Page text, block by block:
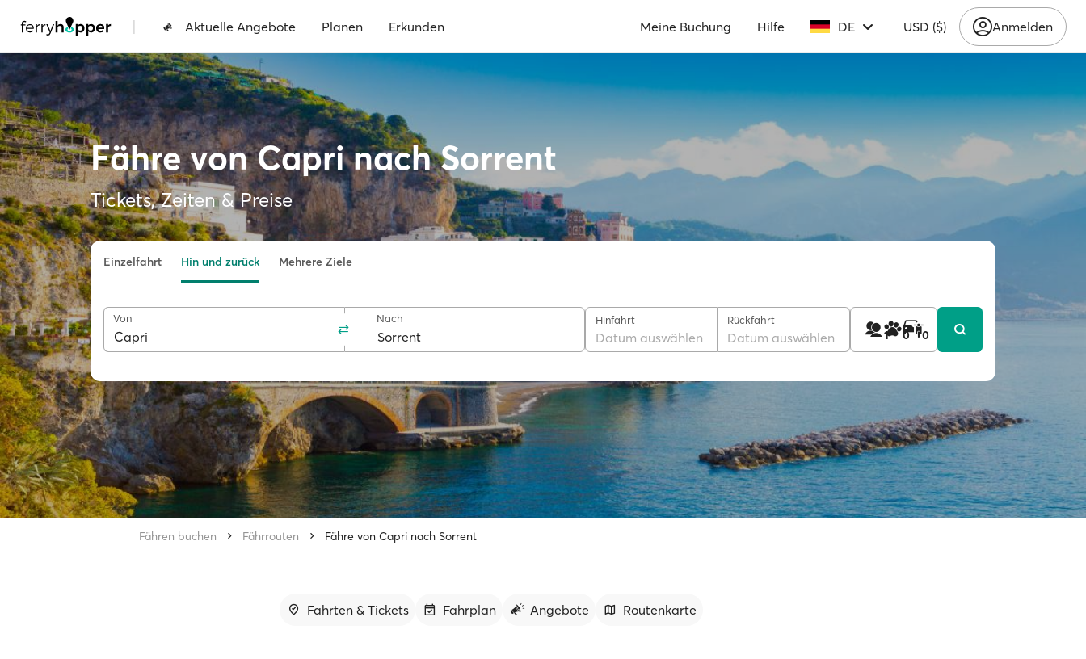
| Aktuelle Angebote Planen Erkunden Meine Buchung Hilfe DE USD ($) Anmelden
Fähre von Capri nach Sorrent
Tickets, Zeiten & Preise
Einzelfahrt Hin und zurück Mehrere Ziele
Von Nach Hinfahrt
Datum auswählen
Rückfahrt
Datum auswählen 1 0 0
Fähren buchen Fährrouten Fähre von Capri nach Sorrent
Fahrten & Tickets Fahrplan Angebote Routenkarte